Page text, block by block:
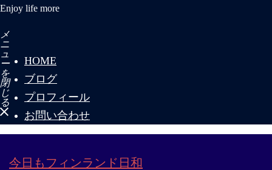
Enjoy life more
メ
ニ
ュ
ー
を
閉
じ
る
HOME
ブログ
プロフィール
お問い合わせ
今日もフィンランド日和